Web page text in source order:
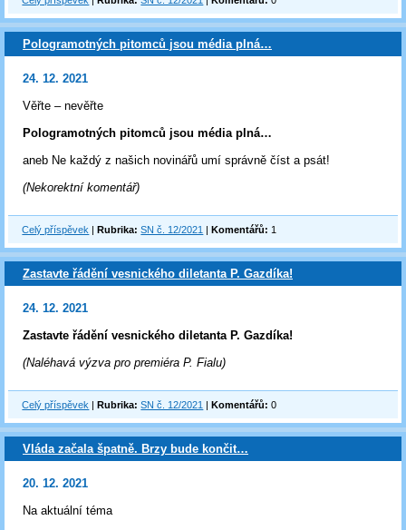
Pologramotných pitomců jsou média plná…
24. 12. 2021
Věřte – nevěřte
Pologramotných pitomců jsou média plná…
aneb Ne každý z našich novinářů umí správně číst a psát!
(Nekorektní komentář)
Celý příspěvek |Rubrika: SN č. 12/2021 |Komentářů: 1
Zastavte řádění vesnického diletanta P. Gazdíka!
24. 12. 2021
Zastavte řádění vesnického diletanta P. Gazdíka!
(Naléhavá výzva pro premiéra P. Fialu)
Celý příspěvek |Rubrika: SN č. 12/2021 |Komentářů: 0
Vláda začala špatně. Brzy bude končit…
20. 12. 2021
Na aktuální téma